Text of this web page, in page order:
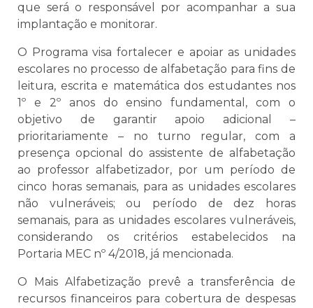
que será o responsável por acompanhar a sua
implantação e monitorar.
O Programa visa fortalecer e apoiar as unidades
escolares no processo de alfabetação para fins de
leitura, escrita e matemática dos estudantes nos
1º e 2º anos do ensino fundamental, com o
objetivo de garantir apoio adicional –
prioritariamente – no turno regular, com a
presença opcional do assistente de alfabetação
ao professor alfabetizador, por um período de
cinco horas semanais, para as unidades escolares
não vulneráveis; ou período de dez horas
semanais, para as unidades escolares vulneráveis,
considerando os critérios estabelecidos na
Portaria MEC nº 4/2018, já mencionada.
O Mais Alfabetização prevê a transferência de
recursos financeiros para cobertura de despesas